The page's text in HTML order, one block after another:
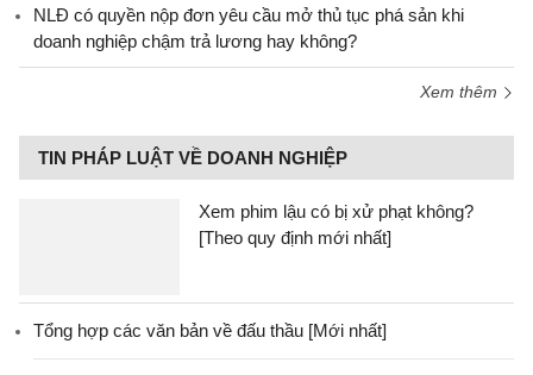
NLĐ có quyền nộp đơn yêu cầu mở thủ tục phá sản khi
doanh nghiệp chậm trả lương hay không?
Xem thêm
TIN PHÁP LUẬT VỀ DOANH NGHIỆP
Xem phim lậu có bị xử phạt không?
[Theo quy định mới nhất]
Tổng hợp các văn bản về đấu thầu [Mới nhất]